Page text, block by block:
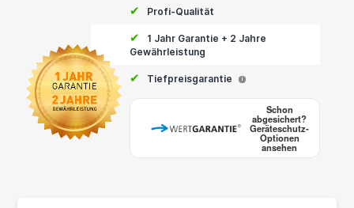
✔ Profi-Qualität
✔
1 Jahr Garantie + 2 Jahre
Gewährleistung
✔ Tiefpreisgarantie i
Schon
abgesichert?
Geräteschutz-
Optionen
ansehen